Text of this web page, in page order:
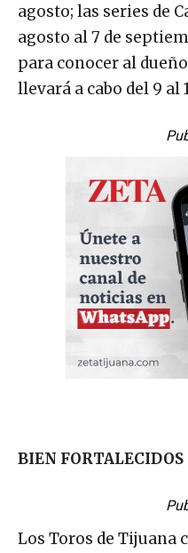
agosto; las series de
agosto al 7 de
para conocer al
llevará a cabo del 9 al
BIEN FORTALECIDOS
Los Toros de Tijuana